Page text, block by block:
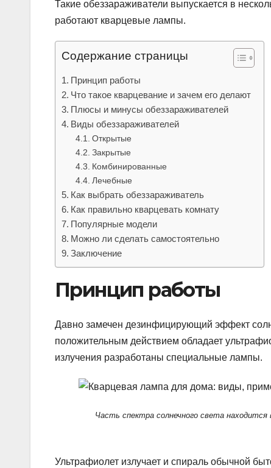
Такие обеззараживатели выпускается в
работают кварцевые лампы.
Содержание страницы
Принцип работы
Что такое кварцевание и зачем его делают
Плюсы и минусы обеззараживателей
Виды обеззараживателей
Открытые
Закрытые
Комбинированные
Лечебные
Как выбрать обеззараживатель
Как правильно кварцевать комнату
Популярные модели
Можно ли сделать самостоятельно
Заключение
Принцип работы
Давно замечен дезинфицирующий эффект
положительным действием обладает
излучения разработаны специальные лампы.
Часть спектра солнечного света
Ультрафиолет излучает и спираль обычной